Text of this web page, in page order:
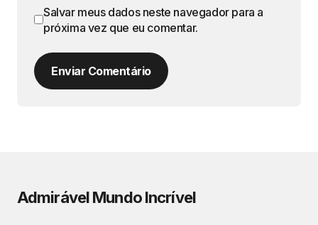
Salvar meus dados neste navegador para a
próxima vez que eu comentar.
Enviar Comentário
Admirável Mundo Incrível